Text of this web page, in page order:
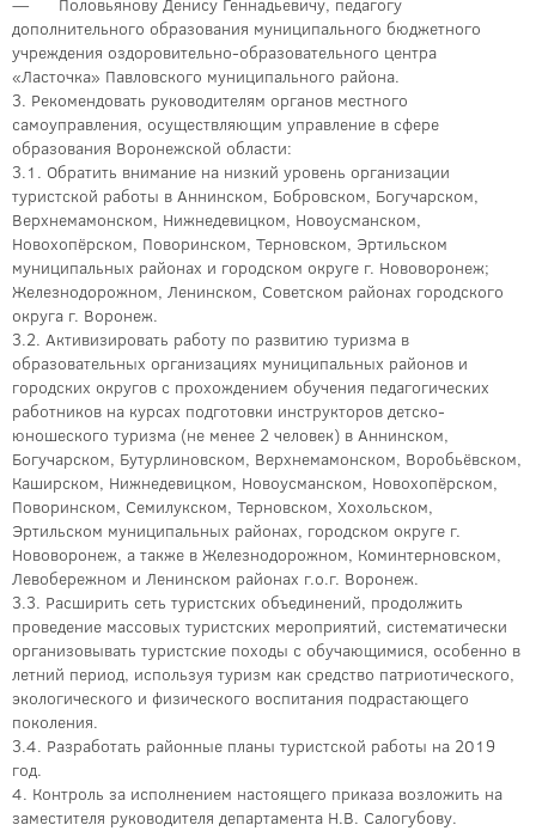
дополнительного образования муниципального бюджетного
учреждения оздоровительно-образовательного центра
«Ласточка» Павловского муниципального района.
3. Рекомендовать руководителям органов местного
самоуправления, осуществляющим управление в сфере
образования Воронежской области:
3.1. Обратить внимание на низкий уровень организации
туристской работы в Аннинском, Бобровском, Богучарском,
Верхнемамонском, Нижнедевицком, Новоусманском,
Новохопёрском, Поворинском, Терновском, Эртильском
муниципальных районах и городском округе г. Нововоронеж;
Железнодорожном, Ленинском, Советском районах городского
округа г. Воронеж.
3.2. Активизировать работу по развитию туризма в
образовательных организациях муниципальных районов и
городских округов с прохождением обучения педагогических
работников на курсах подготовки инструкторов детско-
юношеского туризма (не менее 2 человек) в Аннинском,
Богучарском, Бутурлиновском, Верхнемамонском, Воробьёвском,
Каширском, Нижнедевицком, Новоусманском, Новохопёрском,
Поворинском, Семилукском, Терновском, Хохольском,
Эртильском муниципальных районах, городском округе г.
Нововоронеж, а также в Железнодорожном, Коминтерновском,
Левобережном и Ленинском районах г.о.г. Воронеж.
3.3. Расширить сеть туристских объединений, продолжить
проведение массовых туристских мероприятий, систематически
организовывать туристские походы с обучающимися, особенно в
летний период, используя туризм как средство патриотического,
экологического и физического воспитания подрастающего
поколения.
3.4. Разработать районные планы туристской работы на 2019
год.
4. Контроль за исполнением настоящего приказа возложить на
заместителя руководителя департамента Н.В. Салогубову.